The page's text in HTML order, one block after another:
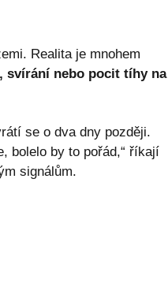
Realita je mnohem
svírání nebo pocit tíhy na
se o dva dny později.
bolelo by to pořád,“ říkají
signálům.